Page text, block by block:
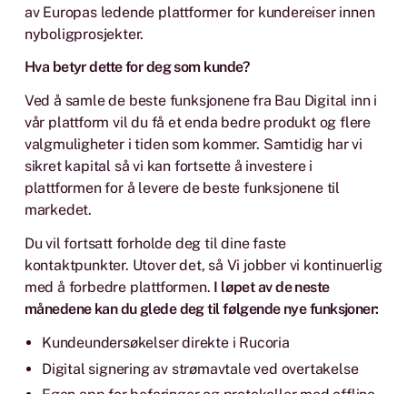
av Europas ledende plattformer for kundereiser innen
nyboligprosjekter.
Hva betyr dette for deg som kunde?
Ved å samle de beste funksjonene fra Bau Digital inn i
vår plattform vil du få et enda bedre produkt og flere
valgmuligheter i tiden som kommer. Samtidig har vi
sikret kapital så vi kan fortsette å investere i
plattformen for å levere de beste funksjonene til
markedet.
Du vil fortsatt forholde deg til dine faste
kontaktpunkter. Utover det, så Vi jobber vi kontinuerlig
med å forbedre plattformen. I løpet av de neste
månedene kan du glede deg til følgende nye funksjoner:
Kundeundersøkelser direkte i Rucoria
Digital signering av strømavtale ved overtakelse